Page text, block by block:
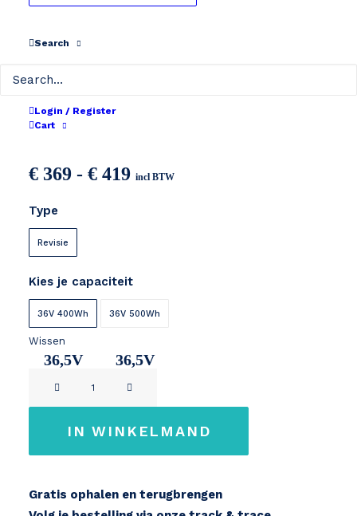
Search
Login / Register
Cart
SR SUNTOUR HESC
€ 369 - € 419Prijsklasse:
incl BTW
Type
Revisie
Kies je capaciteit
36V 400Wh
36,5V
36V 500Wh
36,5V
Wissen
IN WINKELMAND
Gratis ophalen en terugbrengen